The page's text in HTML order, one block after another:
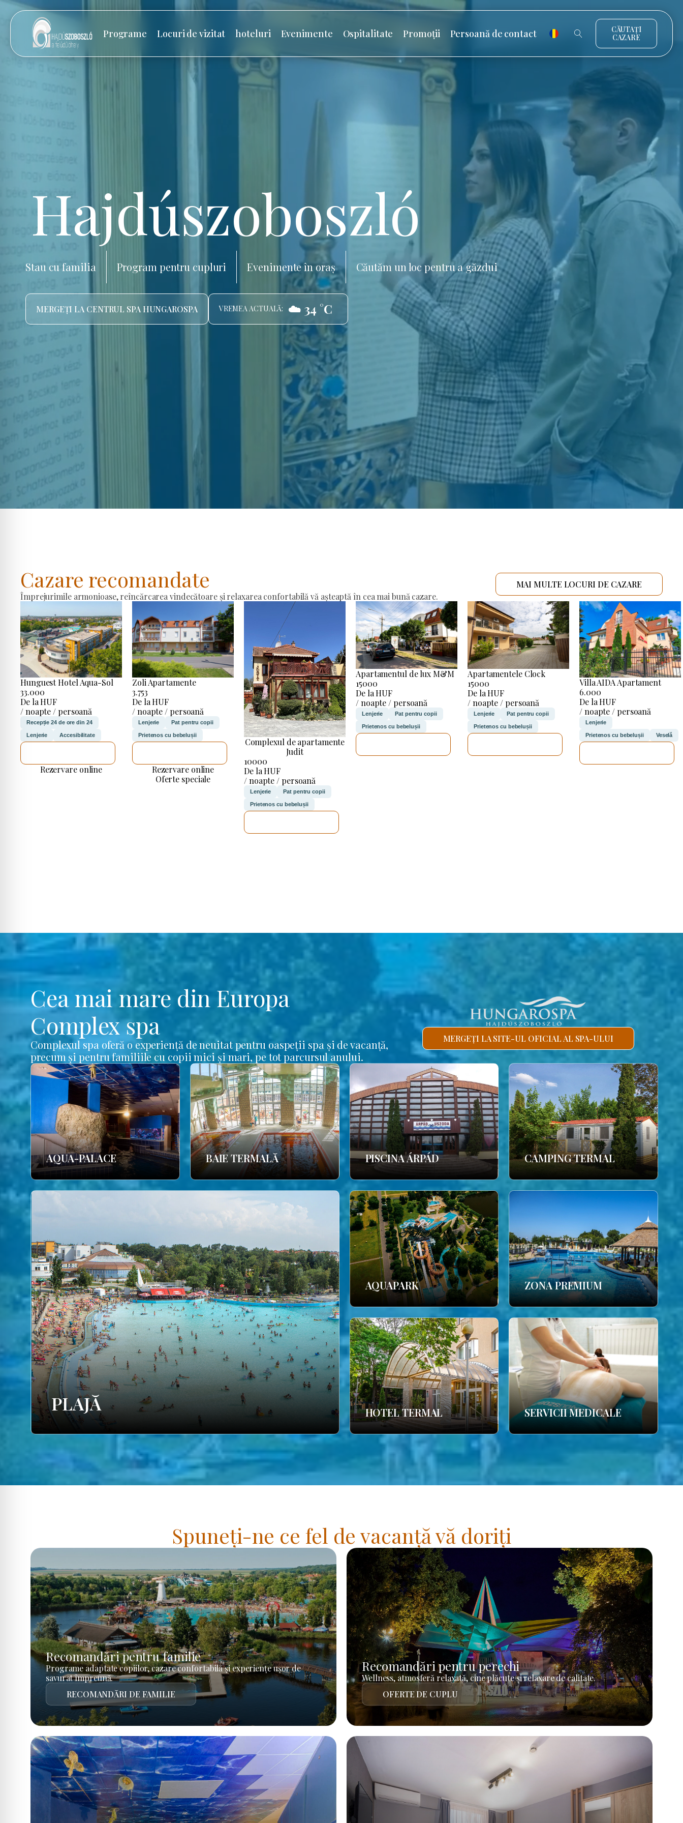
Programe Locuri de vizitat hoteluri Evenimente Ospitalitate Promoții Persoană de contact
CĂUTAȚI
CAZARE
Hajdúszoboszló
Stau cu familia Program pentru cupluri Evenimente în oraș Căutăm un loc pentru a găzdui
MERGEȚI LA CENTRUL SPA HUNGAROSPA VREMEA ACTUALĂ: ☁️ 34 °C
Cazare recomandate
Împrejurimile armonioase, reîncărcarea vindecătoare și relaxarea confortabilă vă așteaptă în cea mai bună cazare.
MAI MULTE LOCURI DE CAZARE
Hunguest Hotel Aqua-Sol
33.000
De la HUF
/ noapte / persoană
Recepție 24 de ore din 24
Lenjerie Accesibilitate
Rezervare online
Zoli Apartamente
3.753
De la HUF
/ noapte / persoană
Lenjerie Pat pentru copii
Prietenos cu bebelușii
Rezervare online
Oferte speciale
Complexul de apartamente
Judit
10000
De la HUF
/ noapte / persoană
Lenjerie Pat pentru copii
Prietenos cu bebelușii
Apartamentul de lux M&M
15000
De la HUF
/ noapte / persoană
Lenjerie Pat pentru copii
Prietenos cu bebelușii
Apartamentele Clock
15000
De la HUF
/ noapte / persoană
Lenjerie Pat pentru copii
Prietenos cu bebelușii
Villa AIDA Apartament
6.000
De la HUF
/ noapte / persoană
Lenjerie
Prietenos cu bebelușii Veselă
Cea mai mare din Europa
Complex spa
Complexul spa oferă o experiență de neuitat pentru oaspeții spa și de vacanță,
precum și pentru familiile cu copii mici și mari, pe tot parcursul anului.
MERGEȚI LA SITE-UL OFICIAL AL SPA-ULUI
AQUA-PALACE BAIE TERMALĂ PISCINA ÁRPÁD CAMPING TERMAL
PLAJĂ
AQUAPARK ZONA PREMIUM
HOTEL TERMAL SERVICII MEDICALE
Spuneți-ne ce fel de vacanță vă doriți
Recomandări pentru familie
Programe adaptate copiilor, cazare confortabilă și experiențe ușor de
savurat împreună.
RECOMANDĂRI DE FAMILIE
Recomandări pentru perechi
Wellness, atmosferă relaxată, cine plăcute și relaxare de calitate.
OFERTE DE CUPLU